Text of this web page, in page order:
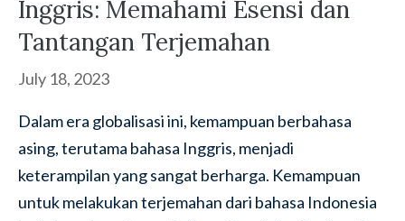
Inggris: Memahami Esensi dan
Tantangan Terjemahan
July 18, 2023
Dalam era globalisasi ini, kemampuan berbahasa
asing, terutama bahasa Inggris, menjadi
keterampilan yang sangat berharga. Kemampuan
untuk melakukan terjemahan dari bahasa Indonesia